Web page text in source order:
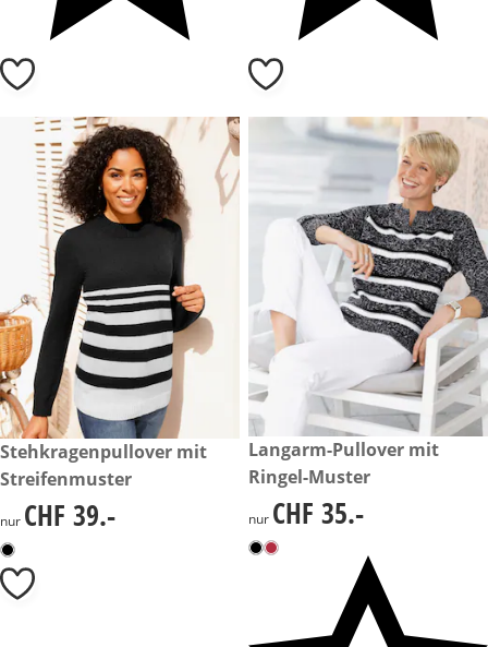
CHF 39.-
Stehkragenpullover mit
Streifenmuster
CHF 39.-
nur CHF 39.-
CHF 35.-
Langarm-Pullover mit
Ringel-Muster
CHF 35.-
nur CHF 35.-